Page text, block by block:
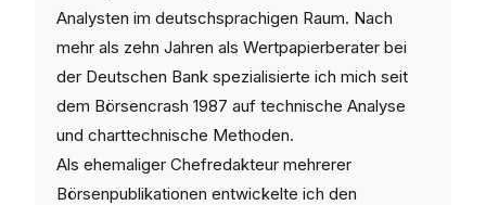
Analysten im deutschsprachigen Raum. Nach
mehr als zehn Jahren als Wertpapierberater bei
der Deutschen Bank spezialisierte ich mich seit
dem Börsencrash 1987 auf technische Analyse
und charttechnische Methoden.
Als ehemaliger Chefredakteur mehrerer
Börsenpublikationen entwickelte ich den